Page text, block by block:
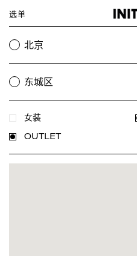
选单
女装北京
东城区
女装
OUTLET